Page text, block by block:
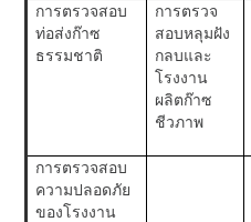
การตรวจสอบ
ท่อส่งก๊าซ
ธรรมชาติ
การตรวจ
สอบหลุมฝัง
กลบและ
โรงงาน
ผลิตก๊าซ
ชีวภาพ
การตรวจสอบ
ความปลอดภัย
ของโรงงาน